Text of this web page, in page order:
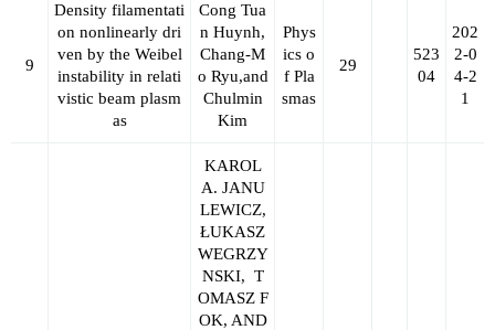
9
Density filamentati
on nonlinearly dri
ven by the Weibel
instability in relati
vistic beam plasm
as
Cong Tua
n Huynh,
Chang-M
o Ryu,and
Chulmin
Kim
Phys
ics o
f Pla
smas
29
523
04
202
2-0
4-2
1
KAROL
A. JANU
LEWICZ,
ŁUKASZ
WEGRZY
NSKI, T
OMASZ F
OK, AND